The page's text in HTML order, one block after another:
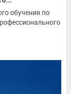
обучения по